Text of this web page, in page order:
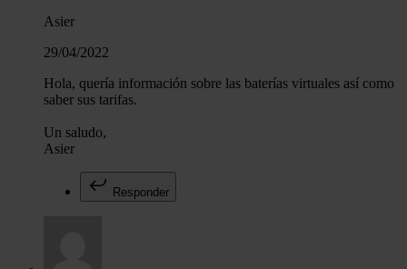
Asier
29/04/2022
Hola, quería información sobre las baterías virtuales así como
saber sus tarifas.
Un saludo,
Asier
Responder